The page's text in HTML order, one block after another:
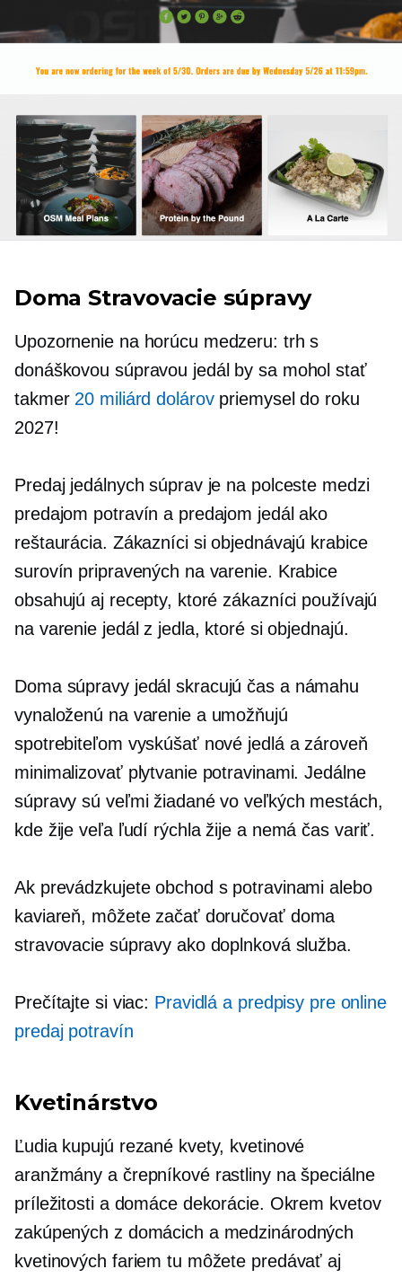
Doma Stravovacie súpravy
Upozornenie na horúcu medzeru: trh s
donáškovou súpravou jedál by sa mohol stať
takmer 20 miliárd dolárovpriemysel do roku
2027!
Predaj jedálnych súprav je na polceste medzi
predajom potravín a predajom jedál ako
reštaurácia. Zákazníci si objednávajú krabice
surovín pripravených na varenie. Krabice
obsahujú aj recepty, ktoré zákazníci používajú
na varenie jedál z jedla, ktoré si objednajú.
Domasúpravy jedál skracujú čas a námahu
vynaloženú na varenie a umožňujú
spotrebiteľom vyskúšať nové jedlá a zároveň
minimalizovať plytvanie potravinami. Jedálne
súpravy sú veľmi žiadané vo veľkých mestách,
kde žije veľa ľudí rýchlažije a nemá čas variť.
Ak prevádzkujete obchod s potravinami alebo
kaviareň, môžete začať doručovať doma
stravovacie súpravy ako doplnková služba.
Prečítajte si viac: Pravidlá a predpisy pre online
predaj potravín
Kvetinárstvo
Ľudia kupujú rezané kvety, kvetinové
aranžmány a črepníkové rastliny na špeciálne
príležitosti a domáce dekorácie. Okrem kvetov
zakúpených z domácich a medzinárodných
kvetinových fariem tu môžete predávať aj